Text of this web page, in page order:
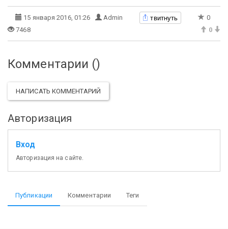
15 января 2016, 01:26 Admin твитнуть
0
7468
0
Комментарии ()
НАПИСАТЬ КОММЕНТАРИЙ
Авторизация
Вход
Авторизация на сайте.
Публикации Комментарии Теги